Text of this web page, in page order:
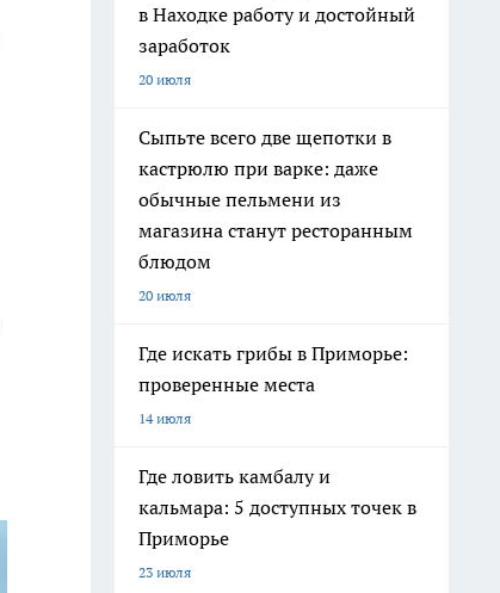
в Находке работу и достойный
заработок
20 июля
Сыпьте всего две щепотки в
кастрюлю при варке: даже
обычные пельмени из
магазина станут ресторанным
блюдом
20 июля
Где искать грибы в Приморье:
проверенные места
14 июля
Где ловить камбалу и
кальмара: 5 доступных точек в
Приморье
23 июля